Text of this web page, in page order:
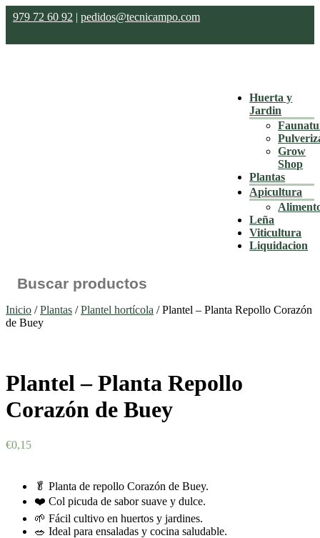
979 72 60 92 | pedidos@tecnicampo.com
Huerta y
Jardin
Grow
Shop
Plantas
Apicultura
Leña
Viticultura
Liquidacion
Inicio /Plantas /Plantel hortícola / Plantel – Planta Repollo Corazón
de Buey
Plantel – Planta Repollo
Corazón de Buey
€0,15
🥬 Planta de repollo Corazón de Buey.
❤️ Col picuda de sabor suave y dulce.
🌱 Fácil cultivo en huertos y jardines.
🥗 Ideal para ensaladas y cocina saludable.